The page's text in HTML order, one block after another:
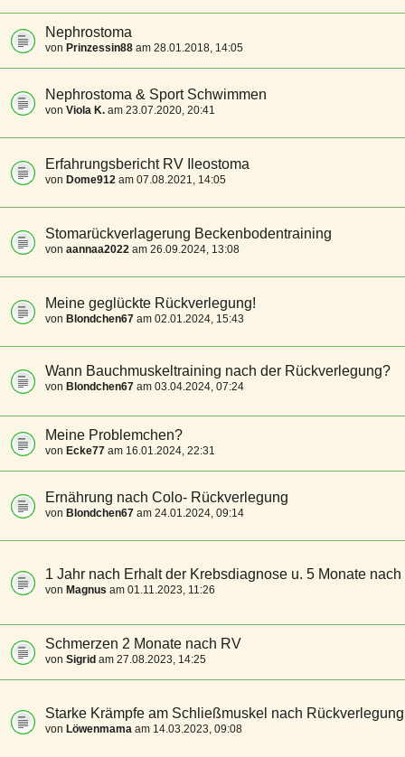
Nephrostoma
von Prinzessin88 am 28.01.2018, 14:05
Nephrostoma & Sport Schwimmen
von Viola K. am 23.07.2020, 20:41
Erfahrungsbericht RV Ileostoma
von Dome912 am 07.08.2021, 14:05
Stomarückverlagerung Beckenbodentraining
von aannaa2022 am 26.09.2024, 13:08
Meine geglückte Rückverlegung!
von Blondchen67 am 02.01.2024, 15:43
Wann Bauchmuskeltraining nach der Rückverlegung?
von Blondchen67 am 03.04.2024, 07:24
Meine Problemchen?
von Ecke77 am 16.01.2024, 22:31
Ernährung nach Colo- Rückverlegung
von Blondchen67 am 24.01.2024, 09:14
1 Jahr nach Erhalt der Krebsdiagnose u. 5 Monate nach
von Magnus am 01.11.2023, 11:26
Schmerzen 2 Monate nach RV
von Sigrid am 27.08.2023, 14:25
Starke Krämpfe am Schließmuskel nach Rückverlegung
von Löwenmama am 14.03.2023, 09:08